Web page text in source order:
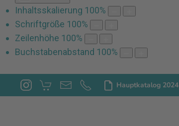
Inhaltsskalierung 100%
Schriftgröße 100%
Zeilenhöhe 100%
Buchstabenabstand 100%
Hauptkatalog 2024